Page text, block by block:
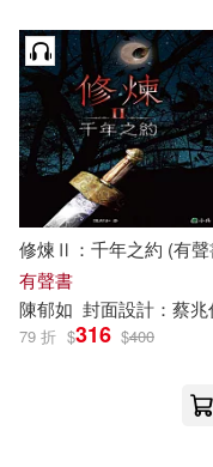
修煉Ⅱ：千年之約 (有聲
有聲書
陳郁如 封面設計：蔡兆
79 折 $316 $400